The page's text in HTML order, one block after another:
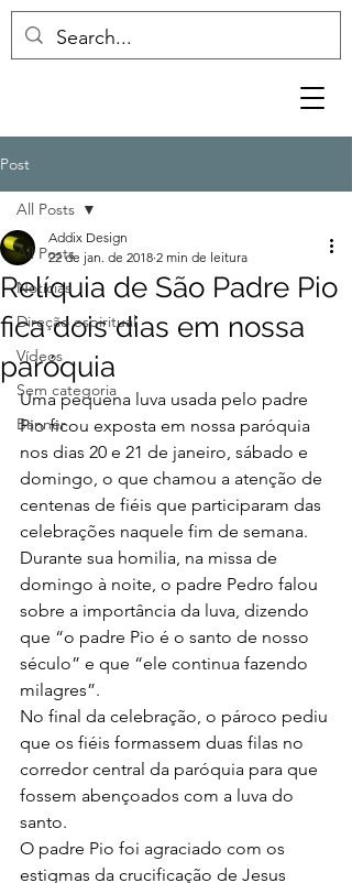
Post
All Posts
Notícias
Direção espiritual
Vídeos
Sem categoria
Banner
All Posts
Relíquia de São Padre Pio
fica dois dias em nossa
paróquia
Addix Design
22 de jan. de 2018 2 min de leitura
Uma pequena luva usada pelo padre
Pio ficou exposta em nossa paróquia
nos dias 20 e 21 de janeiro, sábado e
domingo, o que chamou a atenção de
centenas de fiéis que participaram das
celebrações naquele fim de semana.
Durante sua homilia, na missa de
domingo à noite, o padre Pedro falou
sobre a importância da luva, dizendo
que “o padre Pio é o santo de nosso
século” e que “ele continua fazendo
milagres”.
No final da celebração, o pároco pediu
que os fiéis formassem duas filas no
corredor central da paróquia para que
fossem abençoados com a luva do
santo.
O padre Pio foi agraciado com os
estigmas da crucificação de Jesus